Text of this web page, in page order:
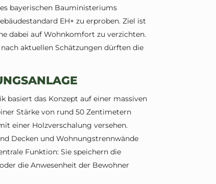
bayerischen Bauministeriums
EH+ zu erproben. Ziel ist
dabei auf Wohnkomfort zu verzichten.
aktuellen Schätzungen dürften die
das Konzept auf einer massiven
Stärke von rund 50 Zentimetern
einer Holzverschalung versehen.
Decken und Wohnungstrennwände
Funktion: Sie speichern die
die Anwesenheit der Bewohner